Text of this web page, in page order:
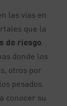
las vías en
que la
de riesgo
donde los
otros por
pesados.
conocer su